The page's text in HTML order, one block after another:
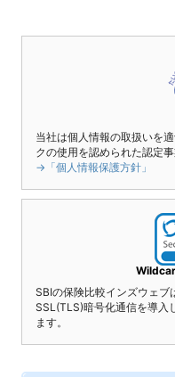
当社は個人情報の取扱いを
クの使用を認められた認定事
→「個人情報保護方針」
SBIの保険比較インズウェブ
SSL(TLS)暗号化通信を導入
ます。